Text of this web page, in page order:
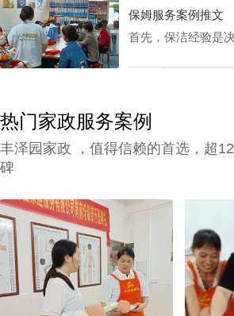
中心荔湾小时工费
丰泽园将用HR下文
保姆服务案例推文
首先，保洁经验是
心保洁24小时价格
热门家政服务案例
丰泽园家政 ，值得信赖的首选，超
碑